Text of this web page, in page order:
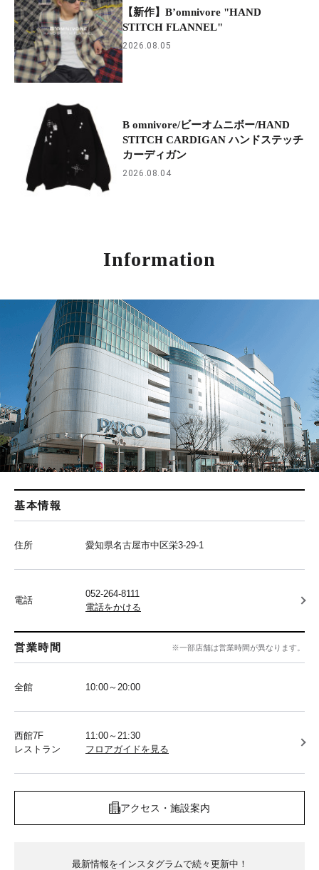
【新作】B’omnivore "HAND
STITCH FLANNEL"
2026.08.05
B omnivore/ビーオムニボー/HAND
STITCH CARDIGAN ハンドステッチ
カーディガン
2026.08.04
Information
基本情報
住所 愛知県名古屋市中区栄3-29-1
電話
052-264-8111
電話をかける
営業時間 ※一部店舗は営業時間が異なります。
全館 10:00～20:00
西館7F
レストラン
11:00～21:30
フロアガイドを見る
アクセス・施設案内
最新情報をインスタグラムで続々更新中！